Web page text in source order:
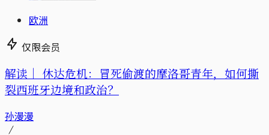
欧洲
仅限会员
解读｜ 休达危机：冒死偷渡的摩洛哥青年，如何撕
裂西班牙边境和政治？
孙漫漫